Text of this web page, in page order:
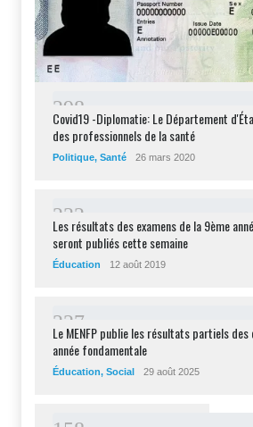
298
Covid19 -Diplomatie: Le Département
des professionnels de la santé
Politique, Santé 26 mars 2020
232
Les résultats des examens de la 9ème
seront publiés cette semaine
Éducation 12 août 2019
227
Le MENFP publie les résultats partiels des
année fondamentale
Éducation, Social 29 août 2025